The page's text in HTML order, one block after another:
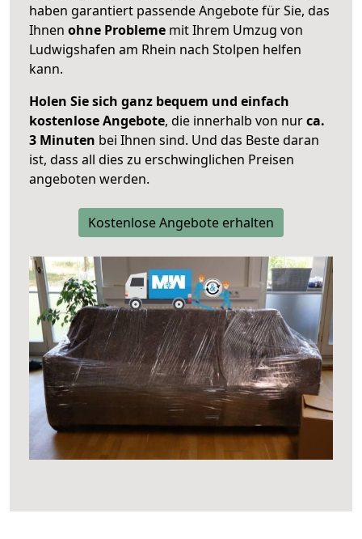
haben garantiert passende Angebote für Sie, das
Ihnen ohne Probleme mit Ihrem Umzug von
Ludwigshafen am Rhein nach Stolpen helfen
kann.
Holen Sie sich ganz bequem und einfach
kostenlose Angebote, die innerhalb von nurca.
3 Minuten bei Ihnen sind. Und das Beste daran
ist, dass all dies zu erschwinglichen Preisen
angeboten werden.
Kostenlose Angebote erhalten